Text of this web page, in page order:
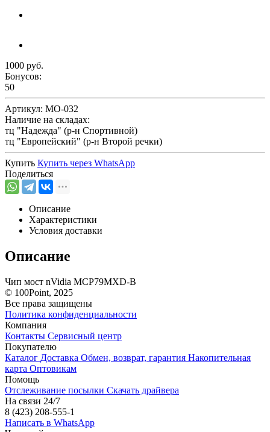
1000 руб.
Бонусов:
50
Артикул: МО-032
Наличие на складах:
тц "Надежда" (р-н Спортивной)
тц "Европейский" (р-н Второй речки)
Купить Купить через WhatsApp
Поделиться
Описание
Характеристики
Условия доставки
Описание
Чип мост nVidia MCP79MXD-B
© 100Point, 2025
Все права защищены
Политика конфиденциальности
Компания
Контакты Сервисный центр
Покупателю
Каталог Доставка Обмен, возврат, гарантия Накопительная
карта Оптовикам
Помощь
Отслеживание посылки Скачать драйвера
На связи 24/7
8 (423) 208-555-1
Написать в WhatsApp